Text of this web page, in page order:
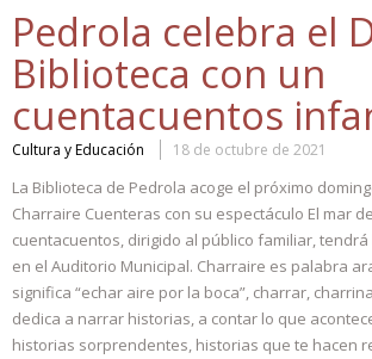
Pedrola celebra el
Biblioteca con un
cuentacuentos
Cultura y Educación 18 de octubre de 2021
La Biblioteca de Pedrola acoge el próximo
Charraire Cuenteras con su espectáculo El mar
cuentacuentos, dirigido al público familiar, tendrá
en el Auditorio Municipal. Charraire es palabra
significa “echar aire por la boca”, charrar,
dedica a narrar historias, a contar lo que
historias sorprendentes, historias que te hacen